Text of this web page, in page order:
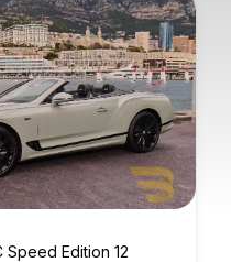
Speed Edition 12